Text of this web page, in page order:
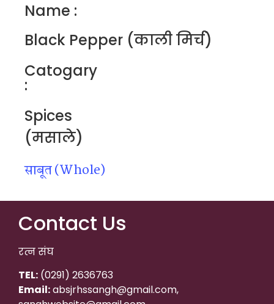
Name :
Black Pepper (काली मिर्च)
Catogary
:
Spices
(मसाले)
साबूत (Whole)
Contact Us
रत्न संघ
TEL: (0291) 2636763
Email:absjrhssangh@gmail.com,